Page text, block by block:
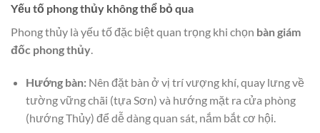
Yếu tố phong thủy không thể bỏ qua
Phong thủy là yếu tố đặc biệt quan trọng khi chọn bàn giám
đốc phong thủy
Hướng bàn:Nên đặt bàn ở vị trí vượng khí, quay lưng về
tường vững chãi (tựa Sơn) và hướng mặt ra cửa phòng
(hướng Thủy) để dễ dàng quan sát, nắm bắt cơ hội.